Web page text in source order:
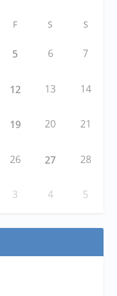
F S S
5 6 7
12 13 14
19 20 21
26 27 28
3 4 5